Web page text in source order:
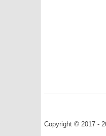
Copyright © 2017 -